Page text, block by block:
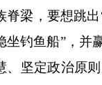
脊梁，要想跳
坐钓鱼船”，并
、坚定政治原